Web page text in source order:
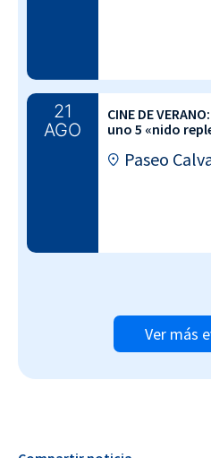
21
AGO
CINE DE
uno 5 «nido
Paseo
Ver más